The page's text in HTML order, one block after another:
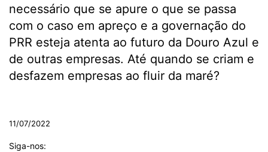
necessário que se apure o que se passa
com o caso em apreço e a governação do
PRR esteja atenta ao futuro da Douro Azul e
de outras empresas. Até quando se criam e
desfazem empresas ao fluir da maré?
11/07/2022
Siga-nos: